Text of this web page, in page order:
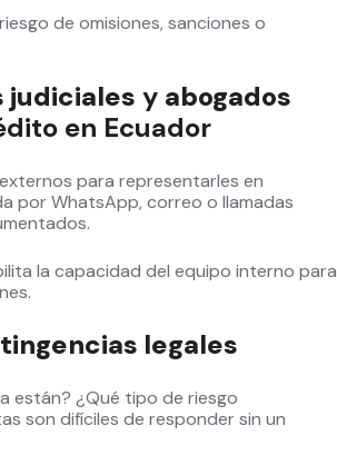
de omisiones, sanciones o
judiciales y abogados
en Ecuador​
para representarles en
por WhatsApp, correo o llamadas
la capacidad del equipo interno para
legales
están? ¿Qué tipo de riesgo
son difíciles de responder sin un